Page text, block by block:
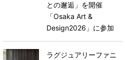
との邂逅」を開催
「Osaka Art &
Design2026」に参加
ラグジュアリーファニ